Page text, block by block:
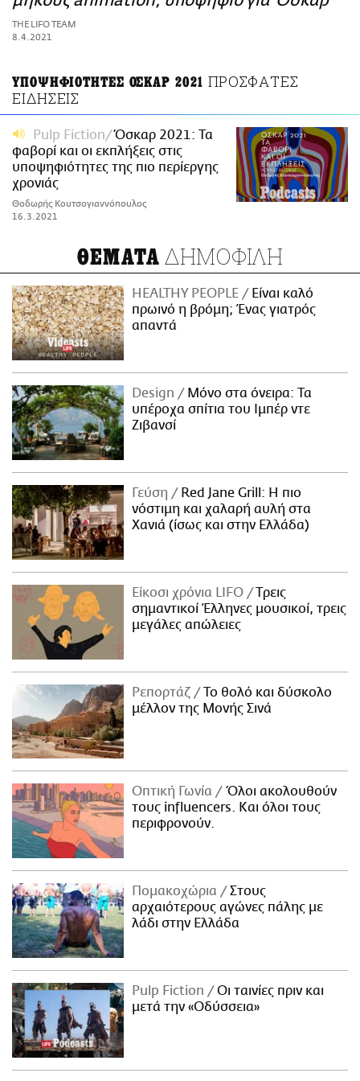
ΑΜΠΑ
PRINT
THE LIFO TEAM
8.4.2021
ΥΠΟΨΗΦΙΟΤΗΤΕΣ ΟΣΚΑΡ 2021 ΠΡΟΣΦΑΤΕΣ
ΕΙΔΗΣΕΙΣ
Pulp Fiction
Όσκαρ 2021: Τα
φαβορί και οι εκπλήξεις στις
υποψηφιότητες της πιο περίεργης
χρονιάς
Θοδωρής Κουτσογιαννόπουλος
16.3.2021
ΘΕΜΑΤΑ ΔΗΜΟΦΙΛΗ
HEALTHY PEOPLE
Είναι καλό
πρωινό η βρόμη; Ένας γιατρός
απαντά
Design
Μόνο στα όνειρα: Τα
υπέροχα σπίτια του Ιμπέρ ντε
Ζιβανσί
Γεύση
Red Jane Grill: Η πιο
νόστιμη και χαλαρή αυλή στα
Χανιά (ίσως και στην Ελλάδα)
Είκοσι χρόνια LIFO
Tρεις
σημαντικοί Έλληνες μουσικοί, τρεις
μεγάλες απώλειες
Ρεπορτάζ
Το θολό και δύσκολο
μέλλον της Μονής Σινά
Οπτική Γωνία
Όλοι ακολουθούν
τους influencers. Και όλοι τους
περιφρονούν.
Πομακοχώρια
Στους
αρχαιότερους αγώνες πάλης με
λάδι στην Ελλάδα
Pulp Fiction
Οι ταινίες πριν και
μετά την «Οδύσσεια»